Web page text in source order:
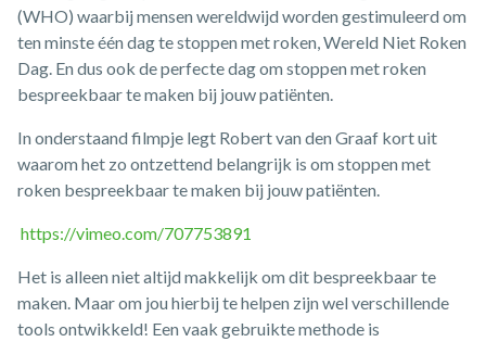
(WHO) waarbij mensen wereldwijd worden gestimuleerd om
ten minste één dag te stoppen met roken, Wereld Niet Roken
Dag. En dus ook de perfecte dag om stoppen met roken
bespreekbaar te maken bij jouw patiënten.
In onderstaand filmpje legt Robert van den Graaf kort uit
waarom het zo ontzettend belangrijk is om stoppen met
roken bespreekbaar te maken bij jouw patiënten.
https://vimeo.com/707753891
Het is alleen niet altijd makkelijk om dit bespreekbaar te
maken. Maar om jou hierbij te helpen zijn wel verschillende
tools ontwikkeld! Een vaak gebruikte methode is